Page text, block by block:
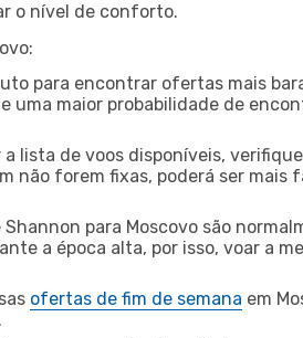
o nível de conforto.
para encontrar ofertas mais
uma maior probabilidade de
lista de voos disponíveis,
não forem fixas, poderá ser mais
Shannon para Moscovo são
a época alta, por isso, voar a
ofertas de fim de semana em